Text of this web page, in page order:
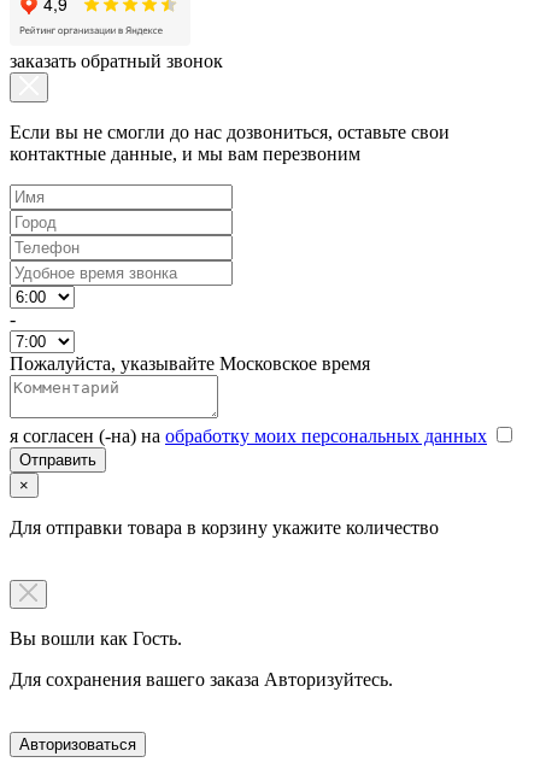
заказать обратный звонок
Если вы не смогли до нас дозвониться, оставьте свои
контактные данные, и мы вам перезвоним
-
Пожалуйста, указывайте Московское время
я согласен (-на) на обработку моих персональных данных
×
Для отправки товара в корзину укажите количество
Вы вошли как Гость.
Для сохранения вашего заказа Авторизуйтесь.
Авторизоваться